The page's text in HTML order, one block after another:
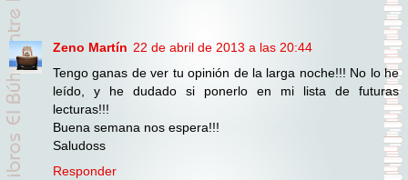
Zeno Martín 22 de abril de 2013 a las 20:44
Tengo ganas de ver tu opinión de la larga noche!!! No lo he
leído, y he dudado si ponerlo en mi lista de futuras
lecturas!!!
Buena semana nos espera!!!
Saludoss
Responder